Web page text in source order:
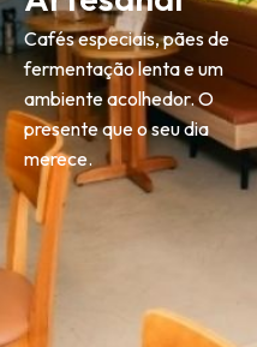
Cafés especiais, pães de
fermentação lenta e um
ambiente acolhedor. O
presente que o seu dia
merece.